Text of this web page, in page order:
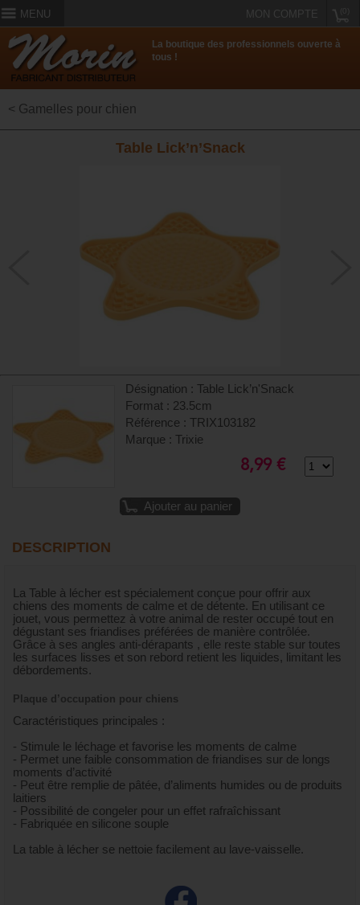
MENU MON COMPTE
La boutique des professionnels ouverte à
tous !
< Gamelles pour chien
Table Lick’n’Snack
Désignation : Table Lick’n'Snack
Format : 23.5cm
Référence : TRIX103182
Marque : Trixie
8,99 €
Ajouter au panier
DESCRIPTION
La Table à lécher est spécialement conçue pour offrir aux
chiens des moments de calme et de détente. En utilisant ce
jouet, vous permettez à votre animal de rester occupé tout en
dégustant ses friandises préférées de manière contrôlée.
Grâce à ses angles anti-dérapants , elle reste stable sur toutes
les surfaces lisses et son rebord retient les liquides, limitant les
débordements.
Plaque d’occupation pour chiens
Caractéristiques principales :
- Stimule le léchage et favorise les moments de calme
- Permet une faible consommation de friandises sur de longs
moments d’activité
- Peut être remplie de pâtée, d’aliments humides ou de produits
laitiers
- Possibilité de congeler pour un effet rafraîchissant
- Fabriquée en silicone souple
La table à lécher se nettoie facilement au lave-vaisselle.